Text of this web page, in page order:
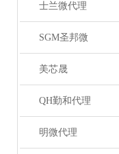
士兰微代理
SGM圣邦微
美芯晟
QH勤和代理
明微代理